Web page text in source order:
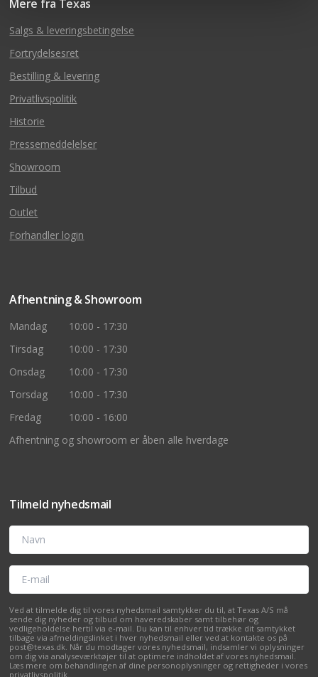
Mere fra Texas
Salgs & leveringsbetingelse
Fortrydelsesret
Bestilling & levering
Privatlivspolitik
Historie
Pressemeddelelser
Showroom
Tilbud
Outlet
Forhandler login
Afhentning & Showroom
Mandag
10:00 - 17:30
Tirsdag
10:00 - 17:30
Onsdag
10:00 - 17:30
Torsdag
10:00 - 17:30
Fredag
10:00 - 16:00
Afhentning og showroom er åben alle hverdage
Tilmeld nyhedsmail
Navn
E-mail
Ved at tilmelde dig til vores nyhedsmail samtykker du til, at Texas A/S må
sende dig nyheder og tilbud om haveredskaber samt tilbehør og
vedligeholdelse hertil via e-mail. Du kan til enhver tid trække dit samtykket
tilbage via afmeldingslinket i hver nyhedsmail eller ved at kontakte os på
post@texas.dk. Når du modtager vores nyhedsmail, indsamler vi oplysninger
om dig via analyseværktøjer til at optimere indholdet af vores nyhedsmail.
Læs mere om behandlingen af dine personoplysninger og rettigheder i vores
privatlivspolitik